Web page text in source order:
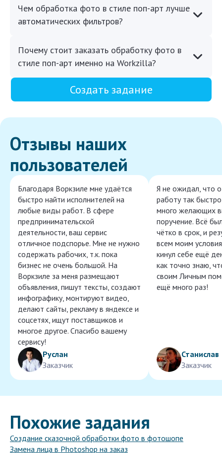
Чем обработка фото в стиле поп-арт лучше
автоматических фильтров?
Почему стоит заказать обработку фото в
стиле поп-арт именно на Workzilla?
Создать задание
Отзывы наших
пользователей
Благодаря Воркзиле мне удаётся
быстро найти исполнителей на
любые виды работ. В сфере
предпринимательской
деятельности, ваш сервис
отличное подспорье. Мне не нужно
содержать рабочих, т.к. пока
бизнес не очень большой. На
Воркзиле за меня размещают
объявления, пишут тексты, создают
инфографику, монтируют видео,
делают сайты, рекламу в яндексе и
соцсетях, ищут поставщиков и
многое другое. Спасибо вашему
сервису!
Руслан
Заказчик
Я не ожидал, что
работу так
много желающих
поручение. Всё
чётко в срок, и
всем моим
кинул себе ещё
как точно знаю,
своим Личным
ещё много раз!
Станислав
Заказчик
Похожие задания
Создание сказочной обработки фото в фотошопе
Замена лица в Photoshop на заказ